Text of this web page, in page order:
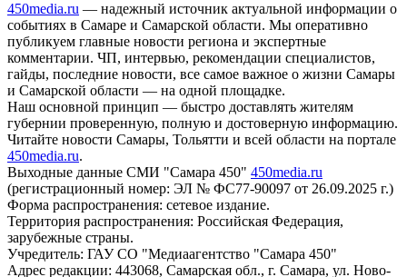
450media.ru — надежный источник актуальной информации о
событиях в Самаре и Самарской области. Мы оперативно
публикуем главные новости региона и экспертные
комментарии. ЧП, интервью, рекомендации специалистов,
гайды, последние новости, все самое важное о жизни Самары
и Самарской области — на одной площадке.
Наш основной принцип — быстро доставлять жителям
губернии проверенную, полную и достоверную информацию.
Читайте новости Самары, Тольятти и всей области на портале
450media.ru.
Выходные данные СМИ "Самара 450" 450media.ru
(регистрационный номер: ЭЛ № ФС77-90097 от 26.09.2025 г.)
Форма распространения: сетевое издание.
Территория распространения: Российская Федерация,
зарубежные страны.
Учредитель: ГАУ СО "Медиаагентство "Самара 450"
Адрес редакции: 443068, Самарская обл., г. Самара, ул. Ново-